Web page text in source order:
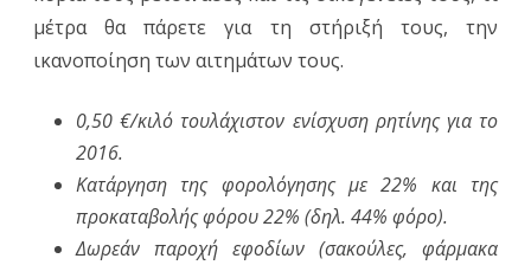
μέτρα θα πάρετε για τη στήριξή τους, την
ικανοποίηση των αιτημάτων τους.
0,50 €/κιλό τουλάχιστον ενίσχυση ρητίνης για το
2016.
Κατάργηση της φορολόγησης με 22% και της
προκαταβολής φόρου 22% (δηλ. 44% φόρο).
Δωρεάν παροχή εφοδίων (σακούλες, φάρμακα